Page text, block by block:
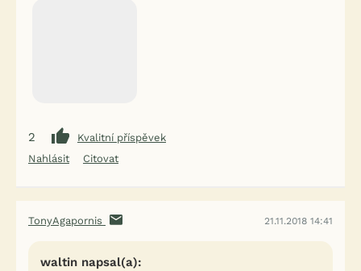
2
Kvalitní příspěvek
Nahlásit
Citovat
TonyAgapornis 21.11.2018 14:41
waltin napsal(a):